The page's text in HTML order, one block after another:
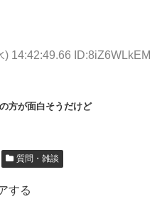
) 14:42:49.66 ID:8iZ6WLkEM
方が面白そうだけど
質問・雑談
する